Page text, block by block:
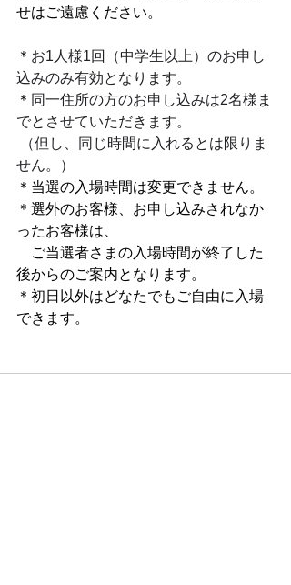
せはご遠慮ください。
＊ お1人様1回（中学生以上）のお申し
込みのみ有効となります。
＊ 同一住所の方のお申し込みは2名様ま
でとさせていただきます。
せん。）
＊当選の入場時間は変更できません。
＊選外のお客様、お申し込みされなか
ったお客様は、
ご当選者さまの入場時間が終了した
後からのご案内となります。
＊初日以外はどなたでもご自由に入場
できます。